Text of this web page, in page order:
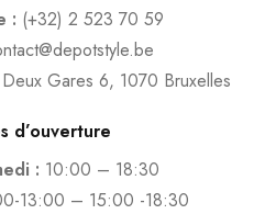
: (+32) 2 523 70 59
Gares 6, 1070 Bruxelles
d’ouverture
: 10:00 – 18:30
13:00 – 15:00 -18:30